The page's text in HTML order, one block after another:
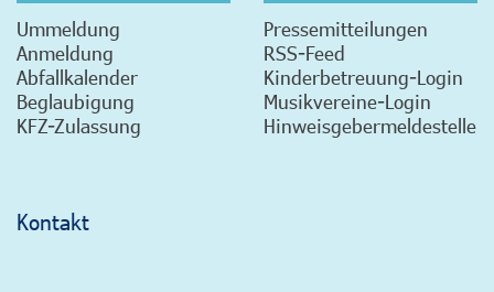
Ummeldung
Anmeldung
Abfallkalender
Beglaubigung
KFZ-Zulassung
Pressemitteilungen
RSS-Feed
Kinderbetreuung-Login
Musikvereine-Login
Hinweisgebermeldestelle
Kontakt